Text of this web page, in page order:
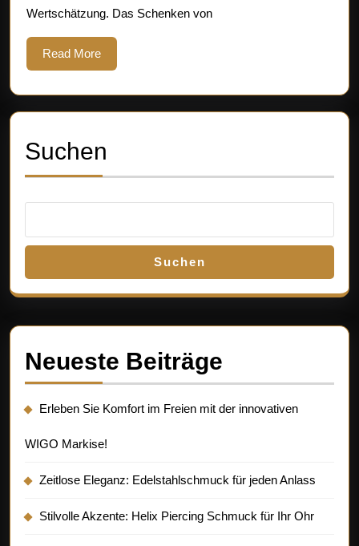
Wertschätzung. Das Schenken von
Read MoreRead
More
Suchen
Suchen
Neueste Beiträge
Erleben Sie Komfort im Freien mit der innovativen
WIGO Markise!
Zeitlose Eleganz: Edelstahlschmuck für jeden Anlass
Stilvolle Akzente: Helix Piercing Schmuck für Ihr Ohr